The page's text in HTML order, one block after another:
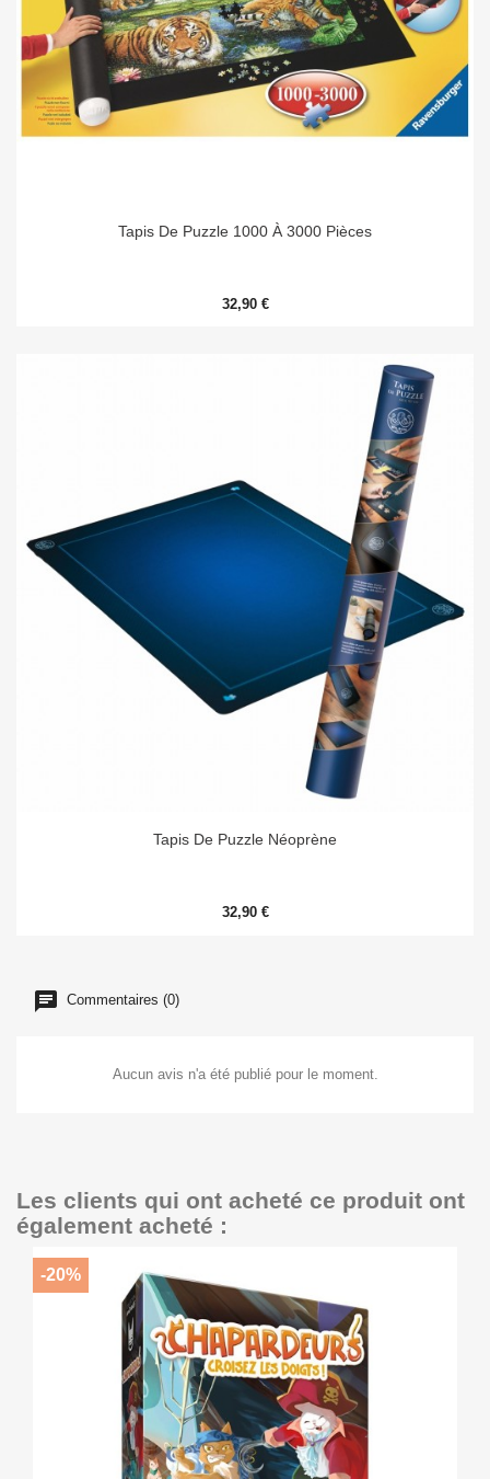
Tapis De Puzzle 1000 À 3000 Pièces
32,90 €
Tapis De Puzzle Néoprène
32,90 €
Commentaires (0)
Aucun avis n'a été publié pour le moment.
Les clients qui ont acheté ce produit ont
également acheté :
-20%